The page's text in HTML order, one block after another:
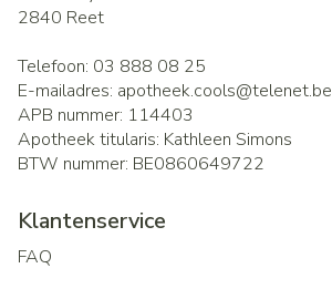
2840 Reet
Telefoon: 03 888 08 25
E-mailadres: apotheek.cools@telenet.be
APB nummer: 114403
Apotheek titularis: Kathleen Simons
BTW nummer: BE0860649722
Klantenservice
FAQ